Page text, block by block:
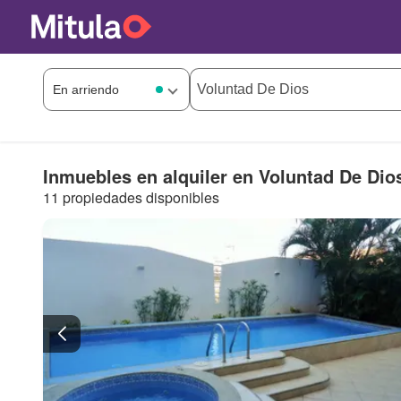
Inmuebles en alquiler en Voluntad De
11 propiedades disponibles